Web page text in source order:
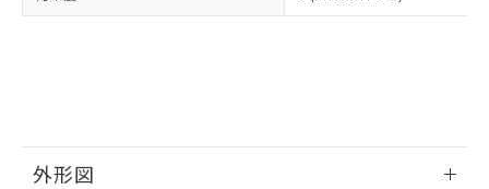
外形図
および当社の共同利用者が、当社の製
※本証明書は発行日時点で非含有を証明す
るもので、過去に遡って非含有を証明する